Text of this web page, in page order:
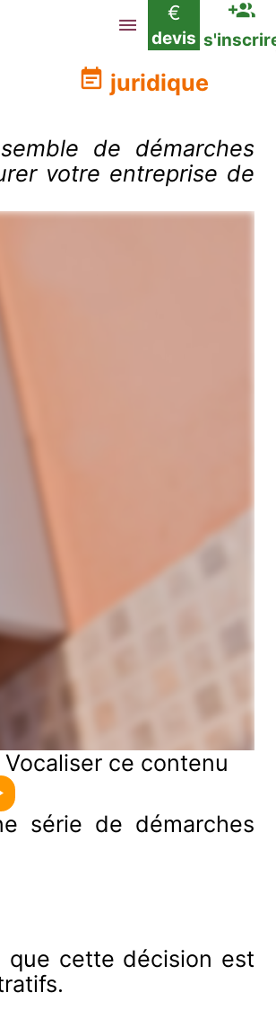
€
devis
juridique
de démarches
votre entreprise de
Vocaliser ce contenu
série de démarches
que cette décision est